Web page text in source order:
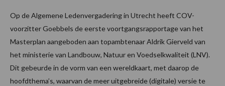
Op de Algemene Ledenvergadering in Utrecht heeft COV-
voorzitter Goebbels de eerste voortgangsrapportage van het
Masterplan aangeboden aan topambtenaar Aldrik Gierveld van
het ministerie van Landbouw, Natuur en Voedselkwaliteit (LNV).
Dit gebeurde in de vorm van een wereldkaart, met daarop de
hoofdthema’s, waarvan de meer uitgebreide (digitale) versie te